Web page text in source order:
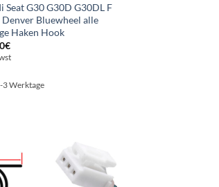
Seat G30 G30D G30DL F
Bluewheel alle
Haken Hook
€Aktueller
Preis
ist:
3 Werktage
Auf die
Wunschliste